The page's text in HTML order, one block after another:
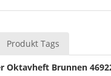
Produkt Tags
Oktavheft Brunnen